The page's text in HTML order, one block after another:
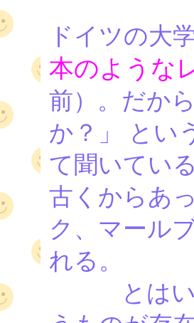
ドイツの大
本のような
前）。だか
か？」 とい
て聞いてい
古くからあ
ク、マール
れる。
とはいえ